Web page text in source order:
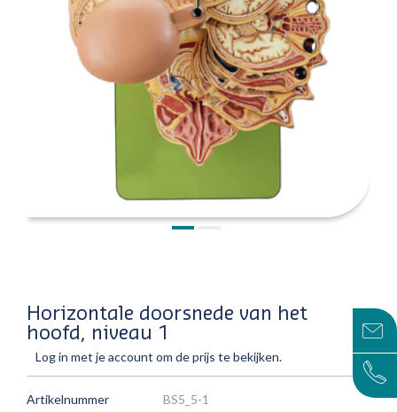
Horizontale doorsnede van het
hoofd, niveau 1
Log in met je account om de prijs te bekijken.
Artikelnummer BS5_5-1